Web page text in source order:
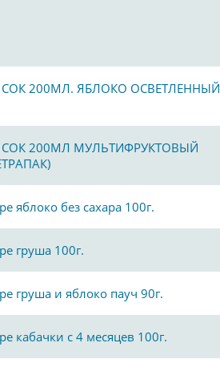
200МЛ. ЯБЛОКО ОСВЕТЛЕННЫЙ
200МЛ МУЛЬТИФРУКТОВЫЙ
яблоко без сахара 100г.
груша 100г.
груша и яблоко пауч 90г.
кабачки с 4 месяцев 100г.